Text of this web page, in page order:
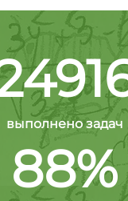
выполнено задач
88%